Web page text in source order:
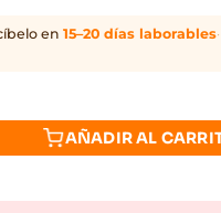
en 15–20 días laborables·
AÑADIR AL